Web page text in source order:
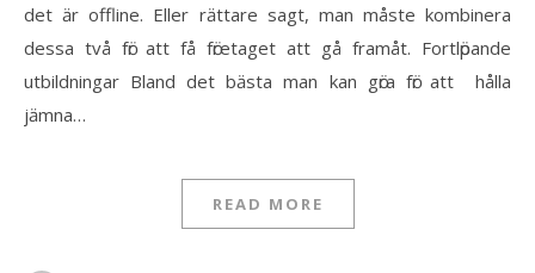
det ӓr offline. Eller rӓttare sagt, man måste kombinera
dessa två fӧr att få fӧretaget att gå framåt. Fortlӧpande
utbildningar Bland det bӓsta man kan gӧra fӧr att hålla
jӓmna…
READ MORE